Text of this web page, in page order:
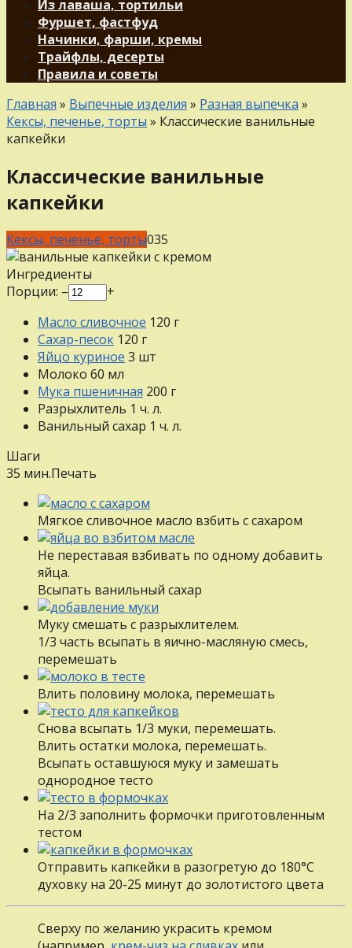
Из лаваша, тортильи
Фуршет, фастфуд
Начинки, фарши, кремы
Трайфлы, десерты
Правила и советы
Главная » Выпечные изделия » Разная выпечка »
Кексы, печенье, торты » Классические ванильные
капкейки
Классические ванильные
капкейки
Кексы, печенье, торты035
Ингредиенты
Порции: –
+
Масло сливочное 120 г
Сахар-песок 120 г
Яйцо куриное 3 шт
Молоко 60 мл
Мука пшеничная 200 г
Разрыхлитель 1 ч. л.
Ванильный сахар 1 ч. л.
Шаги
35 мин.Печать
Мягкое сливочное масло взбить с сахаром
Не переставая взбивать по одному добавить
яйца.
Всыпать ванильный сахар
Муку смешать с разрыхлителем.
1/3 часть всыпать в яично-масляную смесь,
перемешать
Влить половину молока, перемешать
Снова всыпать 1/3 муки, перемешать.
Влить остатки молока, перемешать.
Всыпать оставшуюся муку и замешать
однородное тесто
На 2/3 заполнить формочки приготовленным
тестом
Отправить капкейки в разогретую до 180°С
духовку на 20-25 минут до золотистого цвета
Сверху по желанию украсить кремом